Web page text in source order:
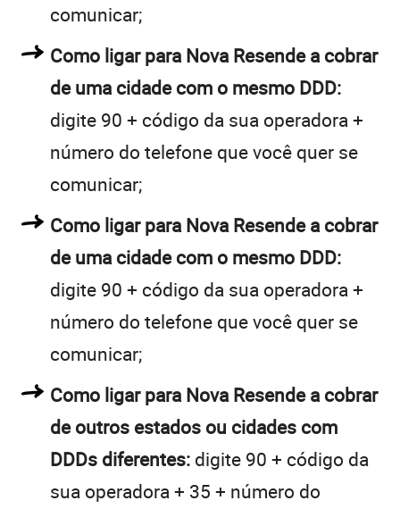
comunicar;
Como ligar para Nova Resende a cobrar
de uma cidade com o mesmo DDD:
digite 90 + código da sua operadora +
número do telefone que você quer se
comunicar;
Como ligar para Nova Resende a cobrar
de uma cidade com o mesmo DDD:
digite 90 + código da sua operadora +
número do telefone que você quer se
comunicar;
Como ligar para Nova Resende a cobrar
de outros estados ou cidades com
DDDs diferentes: digite 90 + código da
sua operadora + 35 + número do